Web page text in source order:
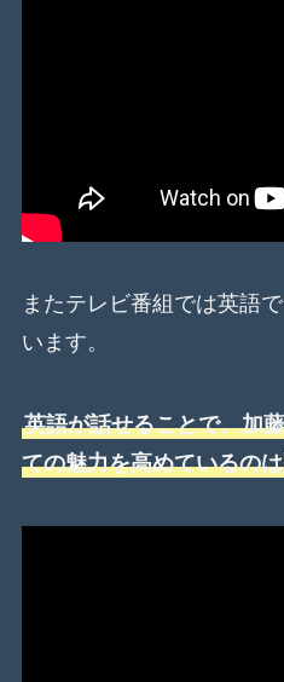
またテレビ番組では英語
います。
英語が話せることで、加
ての魅力を高めているの